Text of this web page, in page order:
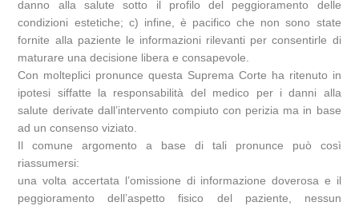
danno alla salute sotto il profilo del peggioramento delle
condizioni estetiche; c) infine, è pacifico che non sono state
fornite alla paziente le informazioni rilevanti per consentirle di
maturare una decisione libera e consapevole.
Con molteplici pronunce questa Suprema Corte ha ritenuto in
ipotesi siffatte la responsabilità del medico per i danni alla
salute derivate dall’intervento compiuto con perizia ma in base
ad un consenso viziato.
Il comune argomento a base di tali pronunce può così
riassumersi:
una volta accertata l’omissione di informazione doverosa e il
peggioramento dell’aspetto fisico del paziente, nessun